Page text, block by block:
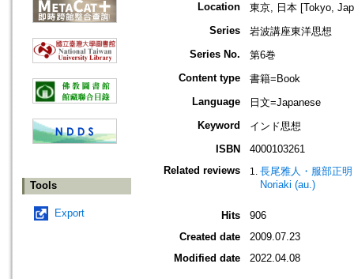
Tools
Export
Location
東京, 日本 [Tokyo,
Series
岩波講座東洋思想
Series No.
第6巻
Content type
書籍=Book
Language
日文=Japanese
Keyword
インド思想
ISBN
4000103261
Related reviews
長尾雅人・服部正
Noriaki (au.)
Hits
906
Created date
2009.07.23
Modified date
2022.04.08